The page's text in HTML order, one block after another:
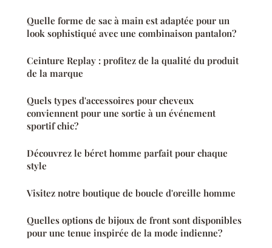
Quelle forme de sac à main est adaptée pour un
look sophistiqué avec une combinaison pantalon?
Ceinture Replay : profitez de la qualité du produit
de la marque
Quels types d'accessoires pour cheveux
conviennent pour une sortie à un événement
sportif chic?
Découvrez le béret homme parfait pour chaque
style
Visitez notre boutique de boucle d'oreille homme
Quelles options de bijoux de front sont disponibles
pour une tenue inspirée de la mode indienne?